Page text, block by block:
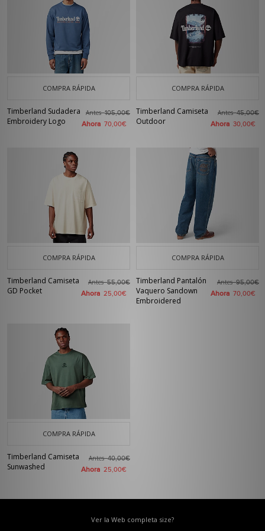
COMPRA RÁPIDA
Timberland Sudadera
Embroidery Logo
Antes105,00€
Ahora 70,00€
COMPRA RÁPIDA
Timberland Camiseta
Outdoor
Antes45,00€
Ahora 30,00€
COMPRA RÁPIDA
Timberland Camiseta
GD Pocket
Antes55,00€
Ahora 25,00€
COMPRA RÁPIDA
Timberland Pantalón
Vaquero Sandown
Embroidered
Antes95,00€
Ahora 70,00€
COMPRA RÁPIDA
Timberland Camiseta
Sunwashed
Antes40,00€
Ahora 25,00€
Ver la Web completa size?